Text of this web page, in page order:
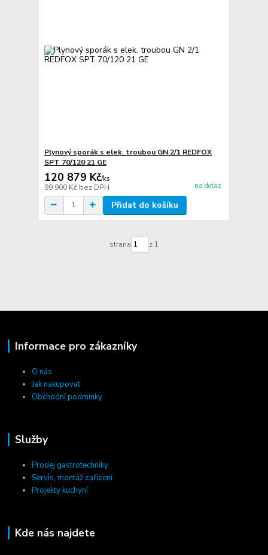
Plynový sporák s elek. troubou GN 2/1 REDFOX
SPT 70/120 21 GE
120 879 Kč/ks
99 900 Kč bez DPH na dotaz
Přidat do košíku
strana z 1
Informace pro zákazníky
O nás
Jak nakupovat
Obchodní podmínky
Služby
Prodej gastrotechniky
Servis, montáž zařízení
Projekty kuchyní
Kde nás najdete